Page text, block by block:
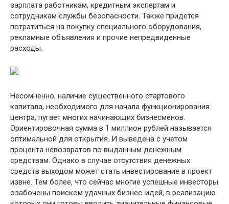
зарплата работникам, кредитным экспертам и
сотрудникам службы безопасности. Также придется
потратиться на покупку специального оборудования,
рекламные объявления и прочие непредвиденные
расходы.
Несомненно, наличие существенного стартового
капитала, необходимого для начала функционирования
центра, пугает многих начинающих бизнесменов.
Ориентировочная сумма в 1 миллион рублей называется
оптимальной для открытия. И выведена с учетом
процента невозвратов по выданным денежным
средствам. Однако в случае отсутствия денежных
средств выходом может стать инвестирование в проект
извне. Тем более, что сейчас многие успешные инвесторы
озабочены поиском удачных бизнес-идей, в реализацию